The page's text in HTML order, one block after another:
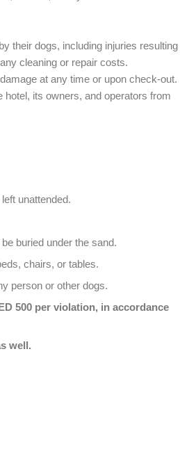
their dogs, including injuries resulting
cleaning or repair costs.
at any time or upon check-out.
its owners, and operators from
unattended.
buried under the sand.
chairs, or tables.
person or other dogs.
500 per violation, in accordance
well.